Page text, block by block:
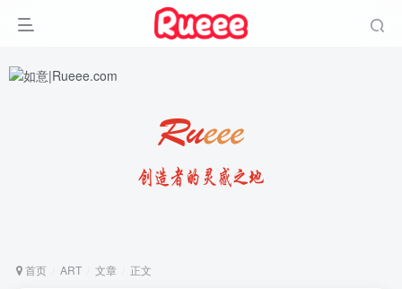
首页 ART 文章 正文